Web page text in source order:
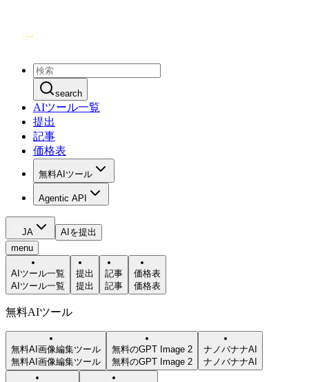
search
AIツール一覧
提出
記事
価格表
無料AIツール
Agentic API
JA
AIを提出
menu
AIツール一覧
AIツール一覧
提出
提出
記事
記事
価格表
価格表
無料AIツール
無料AI画像編集ツール
無料AI画像編集ツール
無料のGPT Image 2
無料のGPT Image 2
ナノバナナAI
ナノバナナAI